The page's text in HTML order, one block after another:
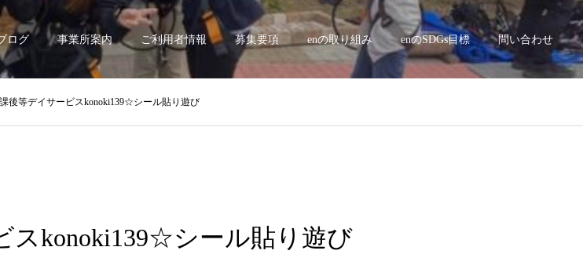
ログ 事業所案内 ご利用者情報 募集要項 enの取り組み enのSDGs目標 問い合わせ
後等デイサービスkonoki139☆シール貼り遊び
スkonoki139☆シール貼り遊び